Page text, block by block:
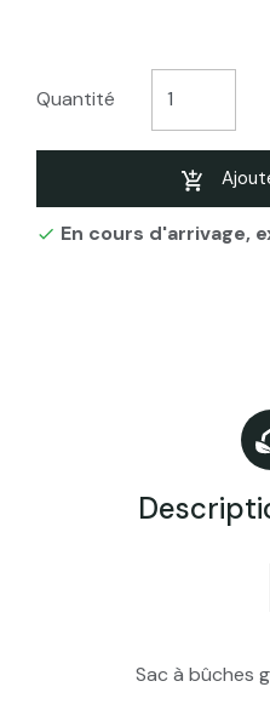
Quantité
 En cours d'arrivage,
Sac à bûches